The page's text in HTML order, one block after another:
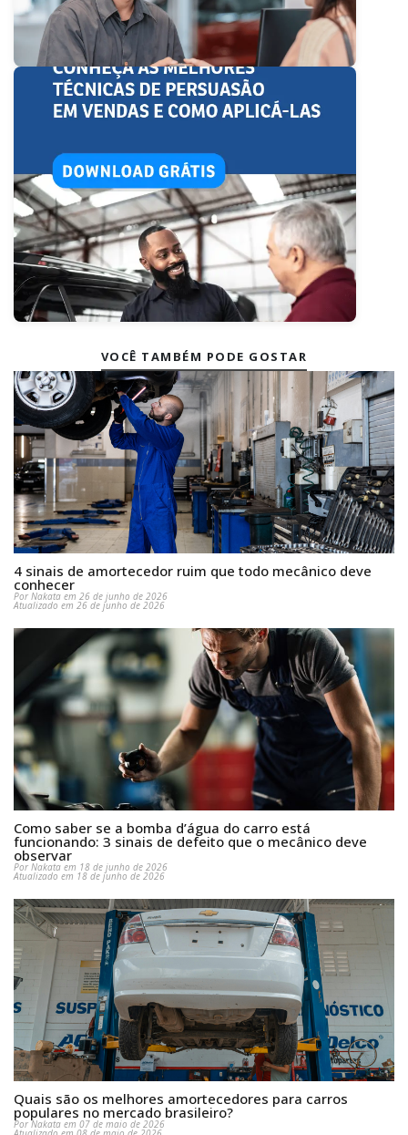
VOCÊ TAMBÉM PODE GOSTAR
4 sinais de amortecedor ruim que todo mecânico deve
conhecer
Por Nakata em 26 de junho de 2026
Atualizado em 26 de junho de 2026
Como saber se a bomba d’água do carro está
funcionando: 3 sinais de defeito que o mecânico deve
observar
Por Nakata em 18 de junho de 2026
Atualizado em 18 de junho de 2026
Quais são os melhores amortecedores para carros
populares no mercado brasileiro?
Por Nakata em 07 de maio de 2026